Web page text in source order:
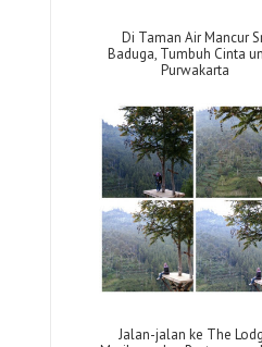
Di Taman Air Mancur
Baduga, Tumbuh Cinta
Purwakarta
Jalan-jalan ke The